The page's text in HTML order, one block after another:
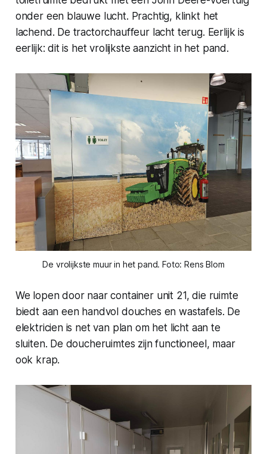
onder een blauwe lucht. Prachtig, klinkt het
lachend. De tractorchauffeur lacht terug. Eerlijk is
eerlijk: dit is het vrolijkste aanzicht in het pand.
De vrolijkste muur in het pand. Foto: Rens Blom
We lopen door naar container unit 21, die ruimte
biedt aan een handvol douches en wastafels. De
elektricien is net van plan om het licht aan te
sluiten. De doucheruimtes zijn functioneel, maar
ook krap.